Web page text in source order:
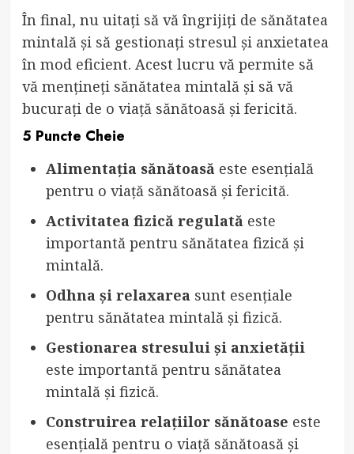
În final, nu uitați să vă îngrijiți de sănătatea
mintală și să gestionați stresul și anxietatea
în mod eficient. Acest lucru vă permite să
vă mențineți sănătatea mintală și să vă
bucurați de o viață sănătoasă și fericită.
5 Puncte Cheie
Alimentația sănătoasă este esențială
pentru o viață sănătoasă și fericită.
Activitatea fizică regulată este
importantă pentru sănătatea fizică și
mintală.
Odhna și relaxarea sunt esențiale
pentru sănătatea mintală și fizică.
Gestionarea stresului și anxietății
este importantă pentru sănătatea
mintală și fizică.
Construirea relațiilor sănătoase este
esențială pentru o viață sănătoasă și